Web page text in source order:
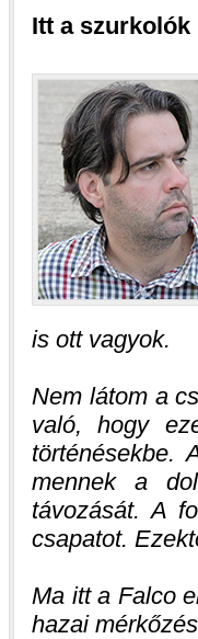
Itt a szurkolók
is ott vagyok.
Nem látom a
való, hogy
történésekbe.
mennek a
távozását. A
csapatot.
Ma itt a Falco
hazai